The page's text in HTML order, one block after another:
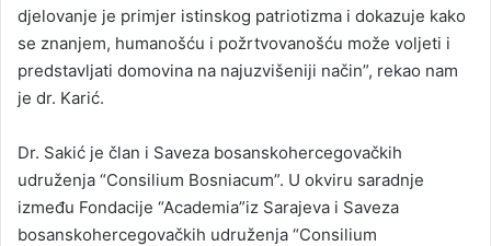
djelovanje je primjer istinskog patriotizma i dokazuje kako
se znanjem, humanošću i požrtvovanošću može voljeti i
predstavljati domovina na najuzvišeniji način”, rekao nam
je dr. Karić.
Dr. Sakić je član i Saveza bosanskohercegovačkih
udruženja “Consilium Bosniacum”. U okviru saradnje
između Fondacije “Academia”iz Sarajeva i Saveza
bosanskohercegovačkih udruženja “Consilium